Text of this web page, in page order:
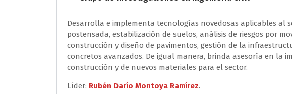
Desarrolla e implementa tecnologías novedosas aplicables al
postensada, estabilización de suelos, análisis de riesgos por
construcción y diseño de pavimentos, gestión de la
concretos avanzados. De igual manera, brinda asesoría en la
construcción y de nuevos materiales para el sector.
Líder: Rubén Darío Montoya Ramírez.